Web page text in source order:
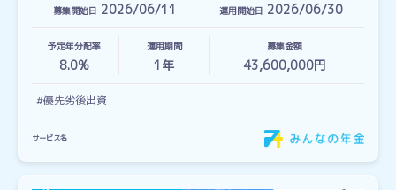
募集開始日 2026/06/11 運用開始日 2026/06/30
予定年分配率
8.0%
運用期間
1 年
募集金額
43,600,000円
#優先劣後出資
サービス名